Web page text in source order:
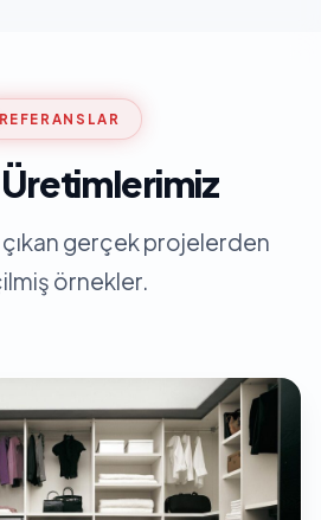
çıkan gerçek projelerden
örnekler.